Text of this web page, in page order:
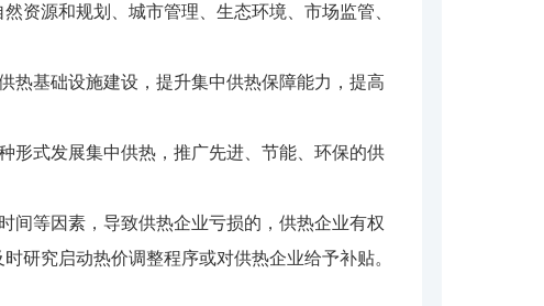
资源和规划、城市管理、生态环境、市场监管、
热基础设施建设，提升集中供热保障能力，提高
形式发展集中供热，推广先进、节能、环保的供
间等因素，导致供热企业亏损的，供热企业有权
研究启动热价调整程序或对供热企业给予补贴。